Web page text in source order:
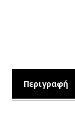
Περιγραφή